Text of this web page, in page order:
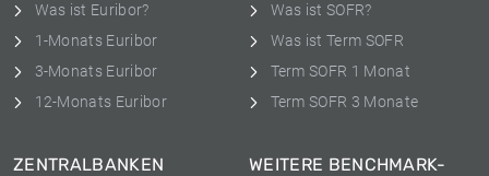
Was ist Euribor?
1-Monats Euribor
3-Monats Euribor
12-Monats Euribor
Was ist SOFR?
Was ist Term SOFR
Term SOFR 1 Monat
Term SOFR 3 Monate
ZENTRALBANKEN
WEITERE BENCHMARK-